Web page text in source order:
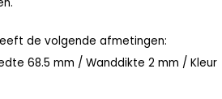
de volgende afmetingen:
68.5 mm / Wanddikte 2 mm / Kleur